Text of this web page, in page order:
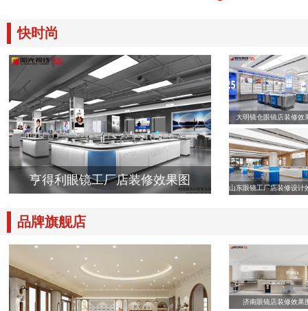
快时尚
亨得利眼镜工厂店装修效果图
大明镜仓眼镜店装修效
山东眼镜工厂店装修设计
品牌旗舰店
济南眼镜店装修效果